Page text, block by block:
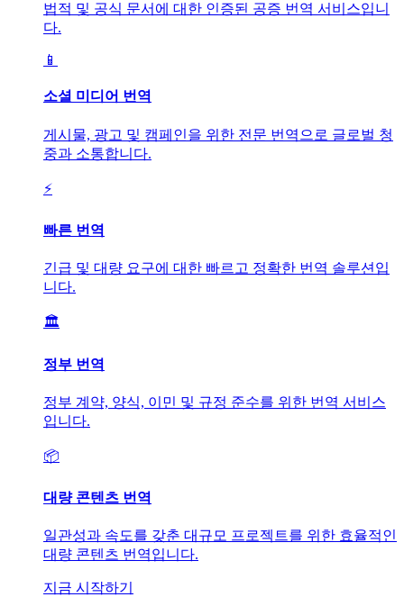
법적 및 공식 문서에 대한 인증된 공증 번역 서비스입니
다.
📱
소셜 미디어 번역
게시물, 광고 및 캠페인을 위한 전문 번역으로 글로벌 청
중과 소통합니다.
⚡
빠른 번역
긴급 및 대량 요구에 대한 빠르고 정확한 번역 솔루션입
니다.
🏛️
정부 번역
정부 계약, 양식, 이민 및 규정 준수를 위한 번역 서비스
입니다.
📦
대량 콘텐츠 번역
일관성과 속도를 갖춘 대규모 프로젝트를 위한 효율적인
대량 콘텐츠 번역입니다.
지금 시작하기